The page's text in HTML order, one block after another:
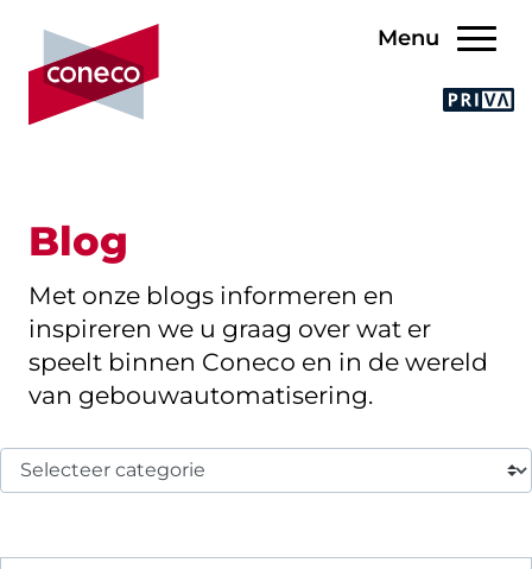
Menu
Blog
Met onze blogs informeren en
inspireren we u graag over wat er
speelt binnen Coneco en in de wereld
van gebouwautomatisering.